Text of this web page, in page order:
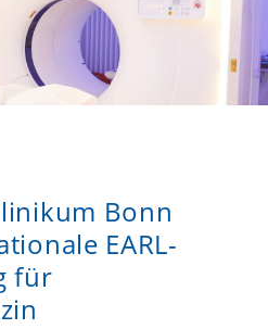
Bonn
EARL-
für